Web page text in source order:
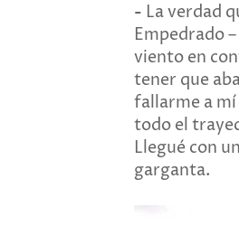
- La verdad
Empedrado
viento en
tener que
fallarme a
todo el
Llegué con
garganta.